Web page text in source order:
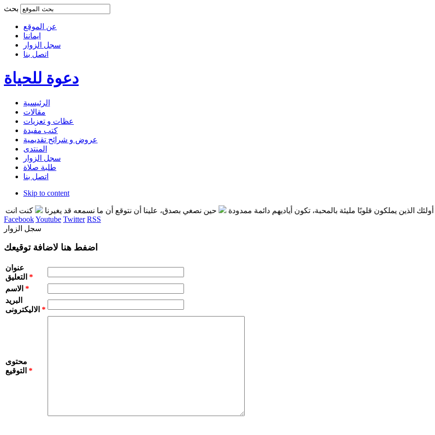
عن الموقع
ايماننا
سجل الزوار
اتصل بنا
دعوة للحياة
الرئيسية
مقالات
عظات و تعزيات
كتب مفيدة
عروض و شرائح تقديمية
المنتدى
سجل الزوار
طلبة صلاة
اتصل بنا
Skip to content
الذين يملكون قلوبًا مليئة بالمحبة، تكون أياديهم دائمة ممدودة حين نصغي بصدق، علينا أن نتوقع أن ما نسمعه قد يغيرنا كنت انت
FacebookYoutube Twitter RSS
سجل الزوار
اضفط هنا لاضافة توقيعك
عنوان
*
*
البريد
*
محتوى
*